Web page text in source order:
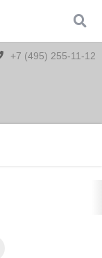
+7 (495) 255-11-12